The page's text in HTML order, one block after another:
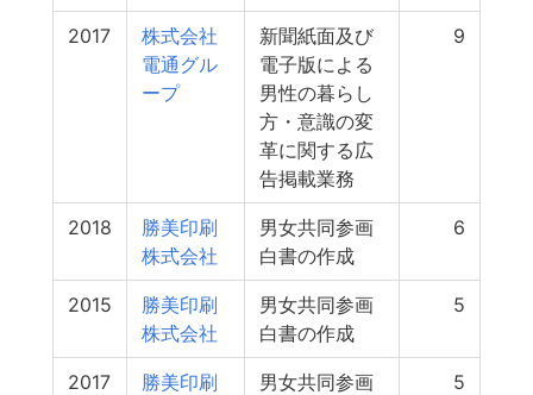
2017
株式会社
電通グル
ープ
新聞紙面及び
電子版による
男性の暮らし
方・意識の変
革に関する広
告掲載業務
9
2018
勝美印刷
株式会社
男女共同参画
白書の作成
6
2015
勝美印刷
株式会社
男女共同参画
白書の作成
5
2017
勝美印刷
男女共同参画
5